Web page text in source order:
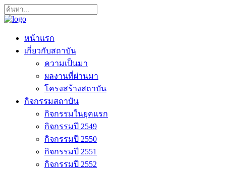
หน้าแรก
เกี่ยวกับสถาบัน
ความเป็นมา
ผลงานที่ผ่านมา
โครงสร้างสถาบัน
กิจกรรมสถาบัน
กิจกรรมในยุคแรก
กิจกรรมปี 2549
กิจกรรมปี 2550
กิจกรรมปี 2551
กิจกรรมปี 2552